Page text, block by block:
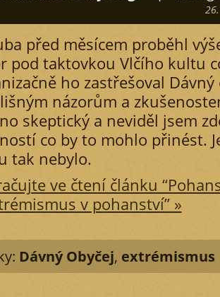
před měsícem proběhl
pod taktovkou Vlčího kultu
ho zastřešoval Dávný
názorům a
skeptický a neviděl jsem
co by to mohlo přinést.
tak nebylo.
ve čtení článku
v pohanství” »
Dávný Obyčej, extrémismus